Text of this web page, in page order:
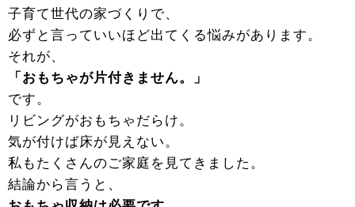
子育て世代の家づくりで、
必ずと言っていいほど出てくる悩みがあります。
それが、
「おもちゃが片付きません。」
です。
リビングがおもちゃだらけ。
気が付けば床が見えない。
私もたくさんのご家庭を見てきました。
結論から言うと、